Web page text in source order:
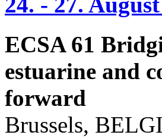
ECSA 61
estuarine and
forward
Brussels,